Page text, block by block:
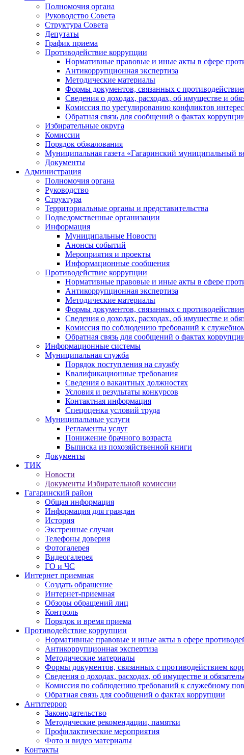
Полномочия органа
Руководство Совета
Структура Совета
Депутаты
График приема
Противодействие коррупции
Нормативные правовые и иные акты в сфере
Антикоррупционная экспертиза
Методические материалы
Формы документов, связанных с
Сведения о доходах, расходах, об имуществе и
Комиссия по урегулированию конфликтов
Обратная связь для сообщений о фактах
Избирательные округа
Комиссии
Порядок обжалования
Муниципальная газета «Гагаринский муниципальный
Документы
Администрация
Полномочия органа
Руководство
Структура
Территориальные органы и представительства
Подведомственные организации
Информация
Муниципальные Новости
Анонсы событий
Мероприятия и проекты
Информационные сообщения
Противодействие коррупции
Нормативные правовые и иные акты в сфере
Антикоррупционная экспертиза
Методические материалы
Формы документов, связанных с
Сведения о доходах, расходах, об имуществе и
Комиссия по соблюдению требований к
Обратная связь для сообщений о фактах
Информационные системы
Муниципальная служба
Порядок поступления на службу
Квалификационные требования
Сведения о вакантных должностях
Условия и результаты конкурсов
Контактная информация
Спецоценка условий труда
Муниципальные услуги
Регламенты услуг
Понижение брачного возраста
Выписка из похозяйственной книги
Документы
ТИК
Новости
Документы Избирательной комиссии
Гагаринский район
Общая информация
Информация для граждан
История
Экстренные случаи
Телефоны доверия
Фотогалерея
Видеогалерея
ГО и ЧС
Интернет приемная
Создать обращение
Интернет-приемная
Обзоры обращений лиц
Контроль
Порядок и время приема
Противодействие коррупции
Нормативные правовые и иные акты в сфере
Антикоррупционная экспертиза
Методические материалы
Формы документов, связанных с противодействием
Сведения о доходах, расходах, об имуществе и
Комиссия по соблюдению требований к служебному
Обратная связь для сообщений о фактах коррупции
Антитеррор
Законодательство
Методические рекомендации, памятки
Профилактические мероприятия
Фото и видео материалы
Контакты